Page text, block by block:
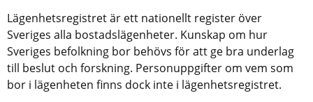
Lägenhetsregistret är ett nationellt register över
Sveriges alla bostadslägenheter. Kunskap om hur
Sveriges befolkning bor behövs för att ge bra underlag
till beslut och forskning. Personuppgifter om vem som
bor i lägenheten finns dock inte i lägenhetsregistret.